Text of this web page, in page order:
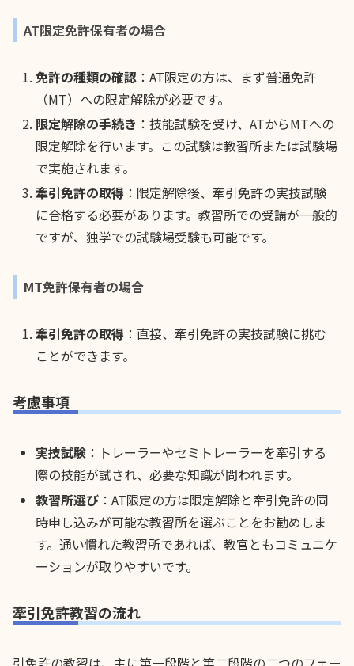
AT限定免許保有者の場合
免許の種類の確認 ：AT限定の方は、まず普通免許
（MT）への限定解除が必要です。
限定解除の手続き ：技能試験を受け、ATからMTへの
限定解除を行います。この試験は教習所または試験場
で実施されます。
牽引免許の取得 ：限定解除後、牽引免許の実技試験
に合格する必要があります。教習所での受講が一般的
ですが、独学での試験場受験も可能です。
MT免許保有者の場合
牽引免許の取得 ：直接、牽引免許の実技試験に挑む
ことができます。
考慮事項
実技試験 ：トレーラーやセミトレーラーを牽引する
際の技能が試され、必要な知識が問われます。
教習所選び ：AT限定の方は限定解除と牽引免許の同
時申し込みが可能な教習所を選ぶことをお勧めしま
す。通い慣れた教習所であれば、教官ともコミュニケ
ーションが取りやすいです。
牽引免許教習の流れ